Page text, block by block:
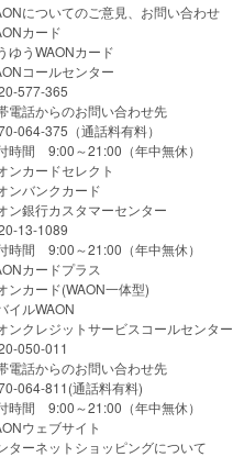
についてのご意見、お問い合わせ
カード
ゆうWAONカード
コールセンター
577-365
電話からのお問い合わせ先
064-375（通話料有料）
時間 9:00～21:00（年中無休）
ンカードセレクト
ンバンクカード
ン銀行カスタマーセンター
13-1089
時間 9:00～21:00（年中無休）
カードプラス
ンカード(WAON一体型)
イルWAON
ンクレジットサービスコールセンター
050-011
電話からのお問い合わせ先
064-811(通話料有料)
時間 9:00～21:00（年中無休）
ウェブサイト
ターネットショッピングについて